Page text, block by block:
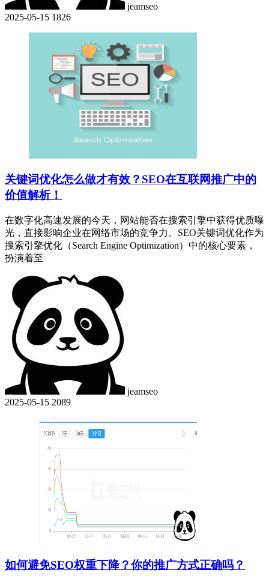
jeamseo
2025-05-15 1826
关键词优化怎么做才有效？SEO在互联网推广中的
价值解析！
在数字化高速发展的今天，网站能否在搜索引擎中获得优质曝
光，直接影响企业在网络市场的竞争力。SEO关键词优化作为
搜索引擎优化（Search Engine Optimization）中的核心要素，
扮演着至
jeamseo
2025-05-15 2089
如何避免SEO权重下降？你的推广方式正确吗？